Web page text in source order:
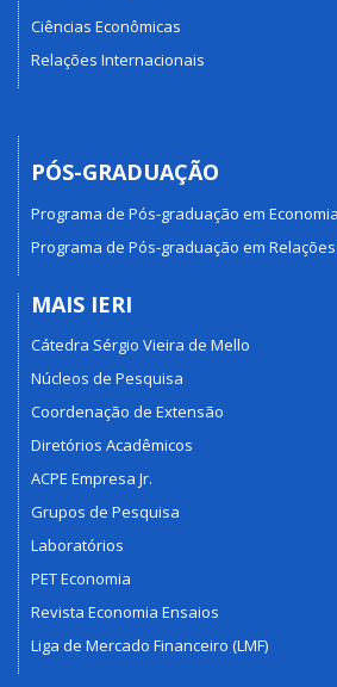
Ciências Econômicas
Relações Internacionais
PÓS-GRADUAÇÃO
Programa de Pós-graduação em Economia
Programa de Pós-graduação em
MAIS IERI
Cátedra Sérgio Vieira de Mello
Núcleos de Pesquisa
Coordenação de Extensão
Diretórios Acadêmicos
ACPE Empresa Jr.
Grupos de Pesquisa
Laboratórios
PET Economia
Revista Economia Ensaios
Liga de Mercado Financeiro (LMF)